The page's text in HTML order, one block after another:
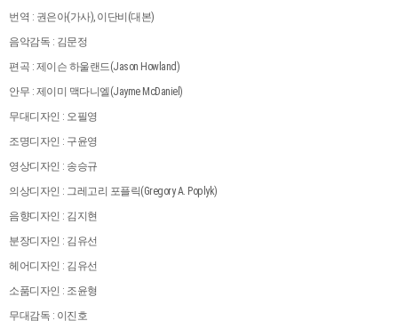
번역 : 권은아(가사), 이단비(대본)
음악감독 : 김문정
편곡 : 제이슨 하울랜드(Jason Howland)
안무 : 제이미 맥다니엘(Jayme McDaniel)
무대디자인 : 오필영
조명디자인 : 구윤영
영상디자인 : 송승규
의상디자인 : 그레고리 포플릭(Gregory A. Poplyk)
음향디자인 : 김지현
분장디자인 : 김유선
헤어디자인 : 김유선
소품디자인 : 조윤형
무대감독 : 이진호